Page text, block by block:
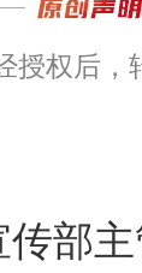
授权后
部